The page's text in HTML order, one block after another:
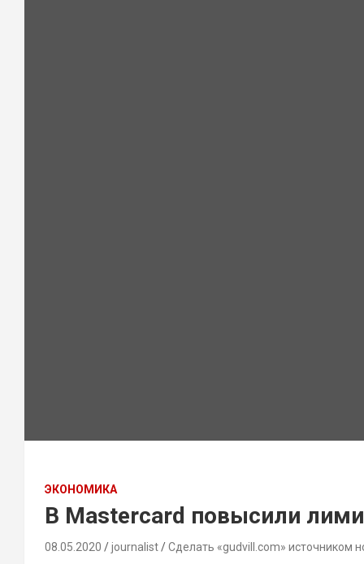
ЭКОНОМИКА
В Mastercard повысили
08.05.2020 journalist Сделать «gudvill.com» источником